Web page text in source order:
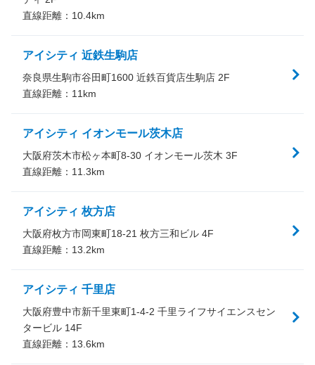
直線距離： 10.4km
アイシティ 近鉄生駒店
奈良県生駒市谷田町1600 近鉄百貨店生駒店 2F
直線距離： 11 km
アイシティ イオンモール茨木店
大阪府茨木市松ヶ本町8-30 イオンモール茨木 3F
直線距離： 11.3km
アイシティ 枚方店
大阪府枚方市岡東町18-21 枚方三和ビル 4F
直線距離： 13.2km
アイシティ 千里店
大阪府豊中市新千里東町1-4-2 千里ライフサイエンスセン
タービル 14F
直線距離： 13.6km